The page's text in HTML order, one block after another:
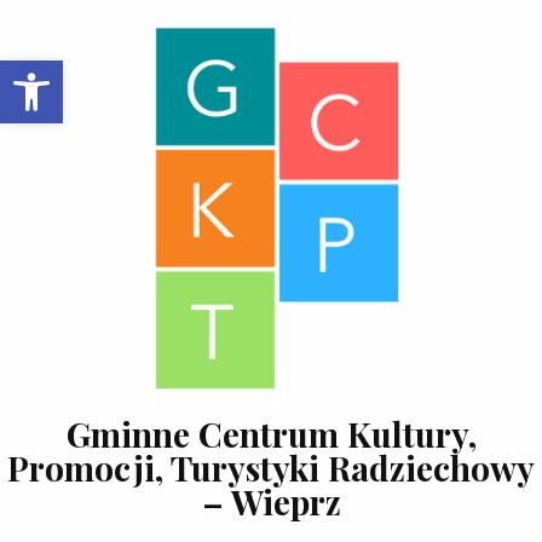
Open toolbar
Gminne Centrum Kultury,
Promocji, Turystyki Radziechowy
– Wieprz